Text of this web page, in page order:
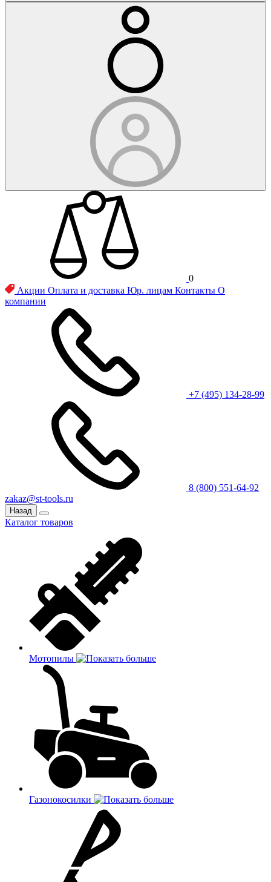
0
Акции Оплата и доставка Юр. лицам Контакты О
компании
+7 (495) 134-28-99
8 (800) 551-64-92
zakaz@st-tools.ru
Назад
Каталог товаров
Мотопилы
Газонокосилки